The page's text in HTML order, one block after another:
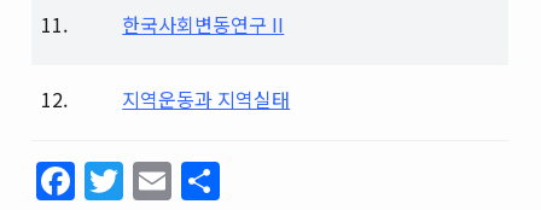
11. 한국사회변동연구 II
12. 지역운동과 지역실태
Facebook
Twitter
Email